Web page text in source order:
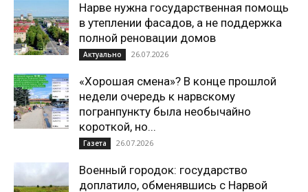
Нарве нужна государственная помощь
в утеплении фасадов, а не поддержка
полной реновации домов
Актуально 26.07.2026
«Хорошая смена»? В конце прошлой
недели очередь к нарвскому
погранпункту была необычайно
короткой, но...
Газета 26.07.2026
Военный городок: государство
доплатило, обменявшись с Нарвой